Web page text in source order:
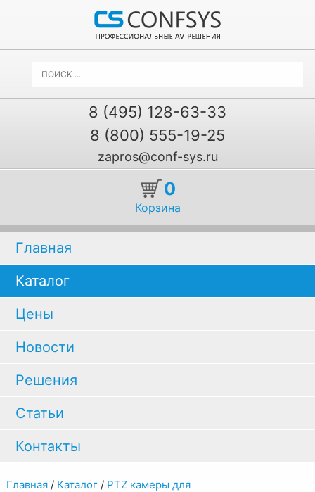
8 (495) 128-63-33
8 (800) 555-19-25
zapros@conf-sys.ru
0
Корзина
Главная
Каталог
Цены
Новости
Решения
Статьи
Контакты
Главная/ Каталог/ PTZ камеры для